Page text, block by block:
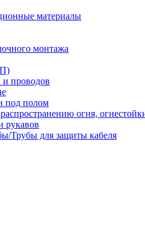
материалы
монтажа
и проводов
под полом
огня,
рукавов
Трубы для защиты кабеля